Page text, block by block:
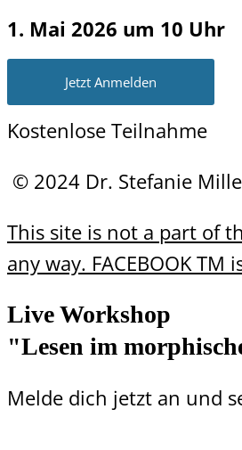
1. Mai 2026 um 10 Uhr
Jetzt Anmelden
Kostenlose Teilnahme
© 2024 Dr. Stefanie
This site is not a part of
any way. FACEBOOK
Live Workshop
"Lesen im
Melde dich jetzt an und